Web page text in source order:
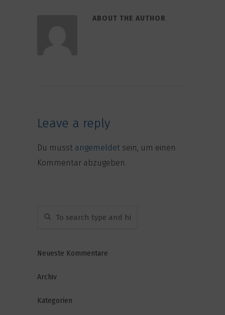
ABOUT THE AUTHOR
Leave a reply
Du musst angemeldet sein, um einen
Kommentar abzugeben.
Neueste Kommentare
Archiv
Kategorien